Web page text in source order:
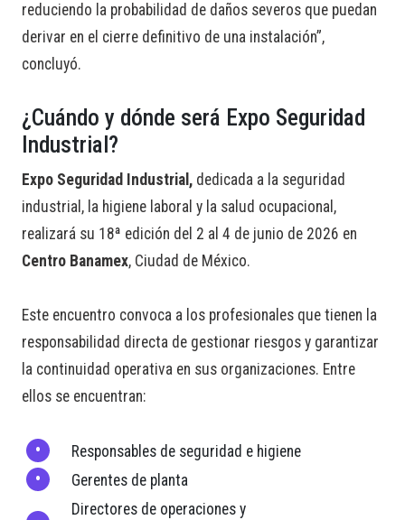
reduciendo la probabilidad de daños severos que puedan
derivar en el cierre definitivo de una instalación”,
concluyó.
¿Cuándo y dónde será Expo Seguridad
Industrial?
Expo Seguridad Industrial, dedicada a la seguridad
industrial, la higiene laboral y la salud ocupacional,
realizará su 18ª edición del 2 al 4 de junio de 2026 en
Centro Banamex, Ciudad de México.
Este encuentro convoca a los profesionales que tienen la
responsabilidad directa de gestionar riesgos y garantizar
la continuidad operativa en sus organizaciones. Entre
ellos se encuentran:
Responsables de seguridad e higiene
Gerentes de planta
Directores de operaciones y